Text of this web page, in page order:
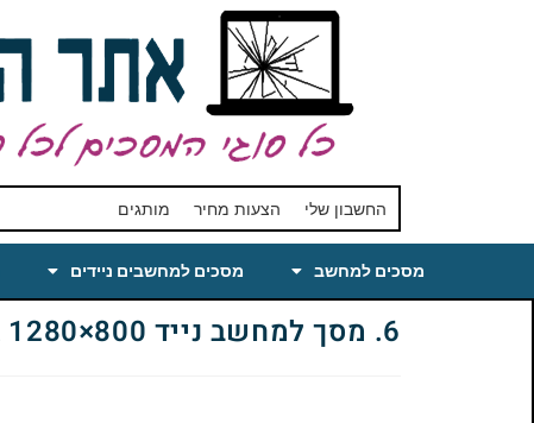
החשבון שלי הצעות מחיר מותגים
מסכים למחשב מסכים למחשבים ניידים
6. מסך למחשב נייד LTN154XA-L01 15.4 WXGA 1280×800